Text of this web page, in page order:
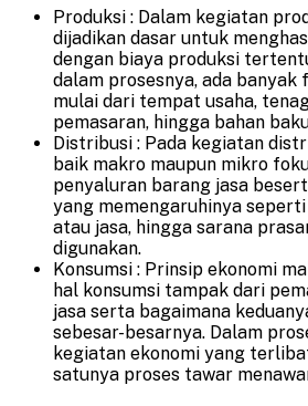
Produksi : Dalam kegiatan
dijadikan dasar untuk
dengan biaya produksi
dalam prosesnya, ada
mulai dari tempat usaha,
pemasaran, hingga bahan
Distribusi : Pada kegiatan
baik makro maupun mikro
penyaluran barang jasa
yang memengaruhinya
atau jasa, hingga sarana
digunakan.
Konsumsi : Prinsip ekonomi
hal konsumsi tampak dari
jasa serta bagaimana
sebesar-besarnya. Dalam
kegiatan ekonomi yang
satunya proses tawar